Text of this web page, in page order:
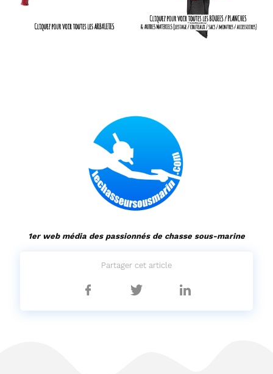
1er web média des passionnés de chasse sous-marine
Partager cet article
Partager
Partager
Partager
sur